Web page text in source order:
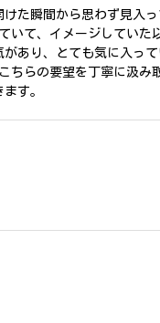
た瞬間から思わず見入っ
て、イメージしていた
あり、とても気に入っ
ちらの要望を丁寧に汲み
す。